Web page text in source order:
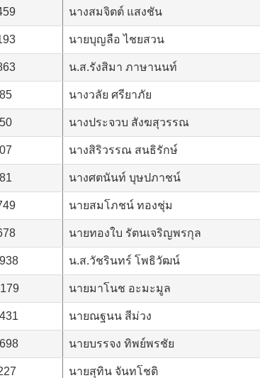
นางสมจิตต์ แสงชัน
นายบุญลือ ไชยสวน
น.ส.รังสิมา ภาษานนท์
นางวลัย ศรียาภัย
นางประจวบ สังฆสุวรรณ
นางสิริวรรณ สนธิรักษ์
นางศตนันท์ บุษปภาชน์
นายสมโภชน์ ทองชุ่ม
นายทองใบ รัตนเจริญพรกุล
น.ส.วัชรินทร์ โพธิวัฒน์
นายมาโนช อะมะมูล
นายณฐนน สีม่วง
นายบรรจง ทิพย์พรชัย
นายสุทิน จันทโชติ